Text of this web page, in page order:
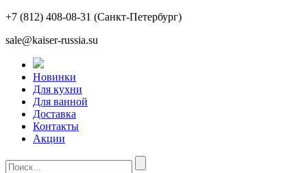
+7 (812) 408-08-31 (Санкт-Петербург)
sale@kaiser-russia.su
Новинки
Для кухни
Для ванной
Доставка
Контакты
Акции